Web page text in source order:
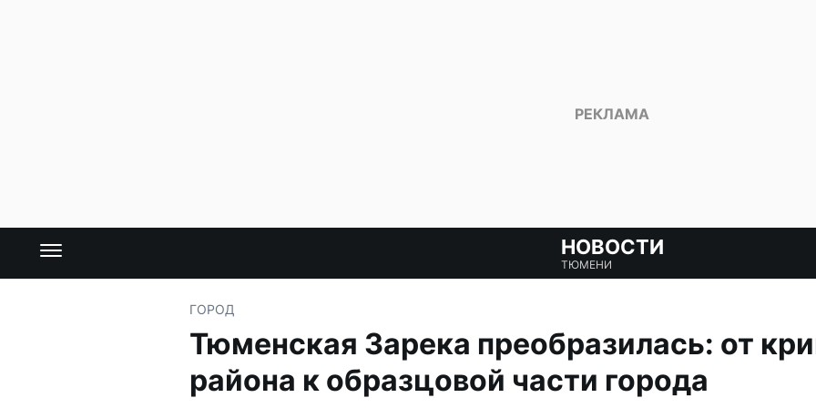
НОВОСТИ
ТЮМЕНИ
ГОРОД
Тюменская Зарека преобразилась: от
района к образцовой части города